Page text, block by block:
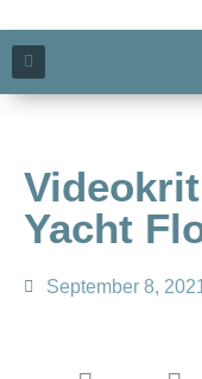
Yacht
September 8,